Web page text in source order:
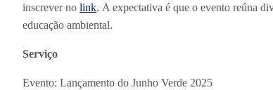
inscrever no link. A expectativa é que o evento reúna
educação ambiental.
Serviço
Evento: Lançamento do Junho Verde 2025